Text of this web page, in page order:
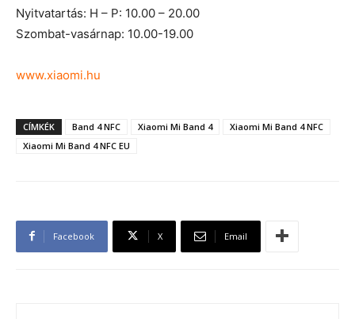
Nyitvatartás: H – P: 10.00 – 20.00
Szombat-vasárnap: 10.00-19.00
www.xiaomi.hu
CÍMKÉK Band 4 NFC Xiaomi Mi Band 4
Xiaomi Mi Band 4 NFC
Xiaomi Mi Band 4 NFC EU
Facebook X Email